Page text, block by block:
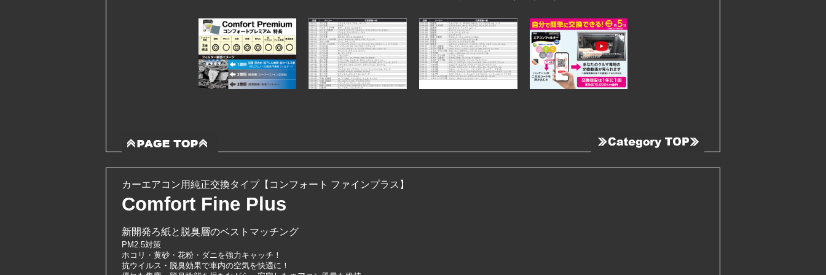
カーエアコン用純正交換タイプ【コンフォート ファインプラス】
Comfort Fine Plus
新開発ろ紙と脱臭層のベストマッチング
PM2.5対策
ホコリ・黄砂・花粉・ダニを強力キャッチ！
抗ウイルス・脱臭効果で車内の空気を快適に！